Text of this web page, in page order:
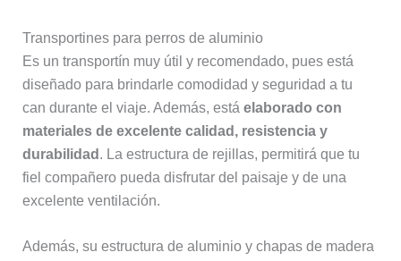
Transportines para perros de aluminio
Es un transportín muy útil y recomendado, pues está
diseñado para brindarle comodidad y seguridad a tu
can durante el viaje. Además, está elaborado con
materiales de excelente calidad, resistencia y
durabilidad . La estructura de rejillas, permitirá que tu
fiel compañero pueda disfrutar del paisaje y de una
excelente ventilación.
Además, su estructura de aluminio y chapas de madera